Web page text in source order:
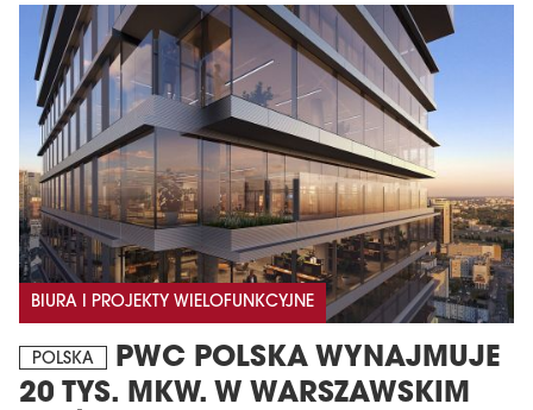
BIURA I PROJEKTY WIELOFUNKCYJNE
POLSKA
PWC POLSKA WYNAJMUJE
20 TYS. MKW. W WARSZAWSKIM